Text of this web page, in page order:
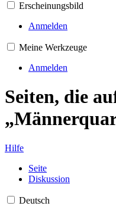
Erscheinungsbild
Anmelden
Meine Werkzeuge
Anmelden
Seiten, die
Hilfe
Seite
Diskussion
Deutsch